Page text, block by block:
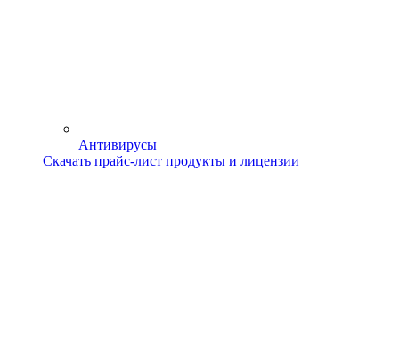
Антивирусы
Скачать прайс-лист продукты и лицензии